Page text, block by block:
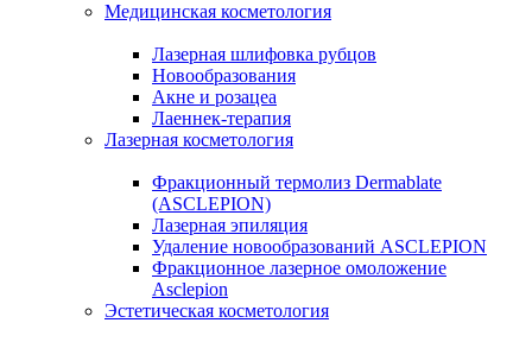
Медицинская косметология
Лазерная шлифовка рубцов
Новообразования
Акне и розацеа
Лаеннек-терапия
Лазерная косметология
Фракционный термолиз Dermablate
(ASCLEPION)
Лазерная эпиляция
Удаление новообразований ASCLEPION
Фракционное лазерное омоложение
Asclepion
Эстетическая косметология